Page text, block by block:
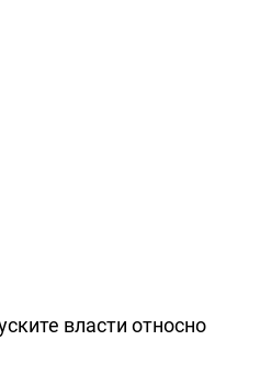
власти относно